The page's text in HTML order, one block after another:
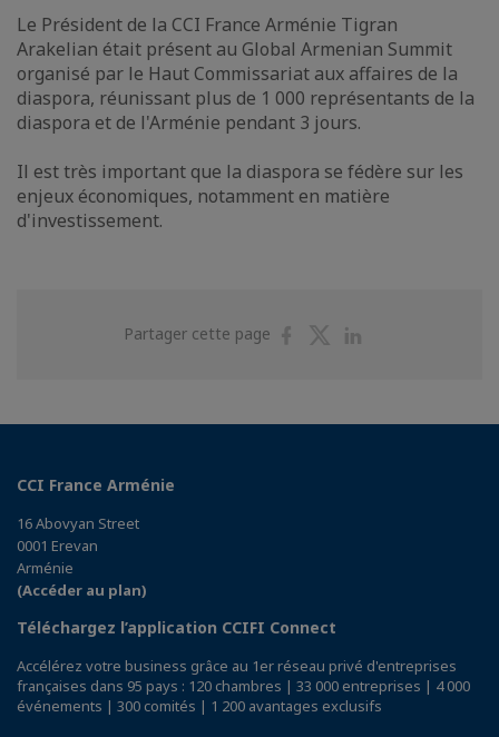
Le Président de la CCI France Arménie Tigran
Arakelian était présent au Global Armenian Summit
organisé par le Haut Commissariat aux affaires de la
diaspora, réunissant plus de 1 000 représentants de la
diaspora et de l'Arménie pendant 3 jours.
Il est très important que la diaspora se fédère sur les
enjeux économiques, notamment en matière
d'investissement.
Partager cette page
PartagerPartager
CCI France Arménie
16 Abovyan Street
0001 Erevan
Arménie
(Accéder au plan)
Téléchargez l’application CCIFI Connect
Accélérez votre business grâce au 1er réseau privé d'entreprises
françaises dans 95 pays : 120 chambres | 33 000 entreprises | 4 000
événements | 300 comités | 1 200 avantages exclusifs